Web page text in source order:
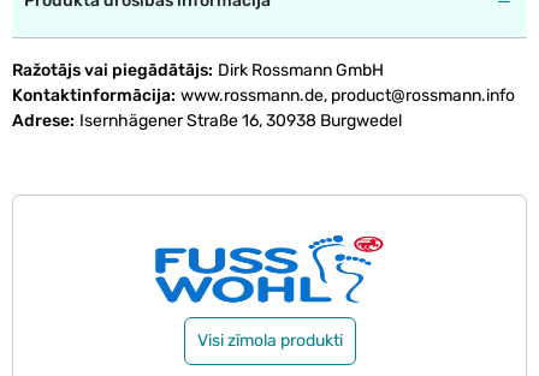
Ražotājs vai piegādātājs Dirk Rossmann GmbH
Kontaktinformācija www.rossmann.de, product@rossmann.info
Adrese Isernhägener Straße 16, 30938 Burgwedel
Visi zīmola produkti